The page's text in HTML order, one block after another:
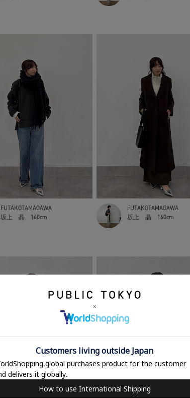
FUTAKOTAMAGAWA
坂上 晶
160cm
FUTAKOTAMAGAWA
坂上 晶
160cm